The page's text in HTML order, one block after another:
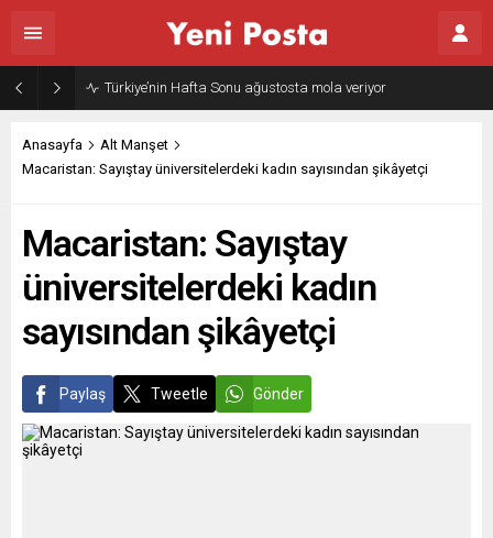
Türkiye’nin Hafta Sonu ağustosta mola veriyor
Anasayfa
Alt Manşet
Macaristan: Sayıştay üniversitelerdeki kadın sayısından şikâyetçi
Macaristan: Sayıştay
üniversitelerdeki kadın
sayısından şikâyetçi
Paylaş Tweetle Gönder